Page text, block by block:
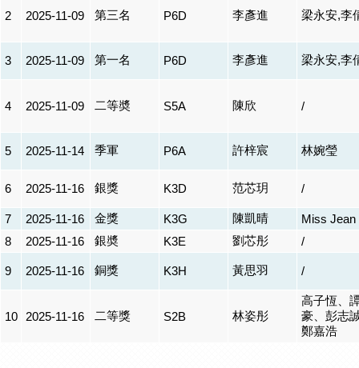
2 2025-11-09 第三名 P6D 李彥進 梁永安,李
3 2025-11-09 第一名 P6D 李彥進 梁永安,李
4 2025-11-09 二等奬 S5A 陳欣 /
5 2025-11-14 季軍 P6A 許梓宸 林婉瑩
6 2025-11-16 銀獎 K3D 范芯玥 /
7 2025-11-16 金獎 K3G 陳凱晴
Miss Jean
8
2025-11-16 銀奬 K3E 劉芯彤 /
9 2025-11-16 銅獎 K3H 黃思羽 /
10 2025-11-16 二等獎 S2B 林姿彤
高子恆、
豪、彭志
鄭嘉浩